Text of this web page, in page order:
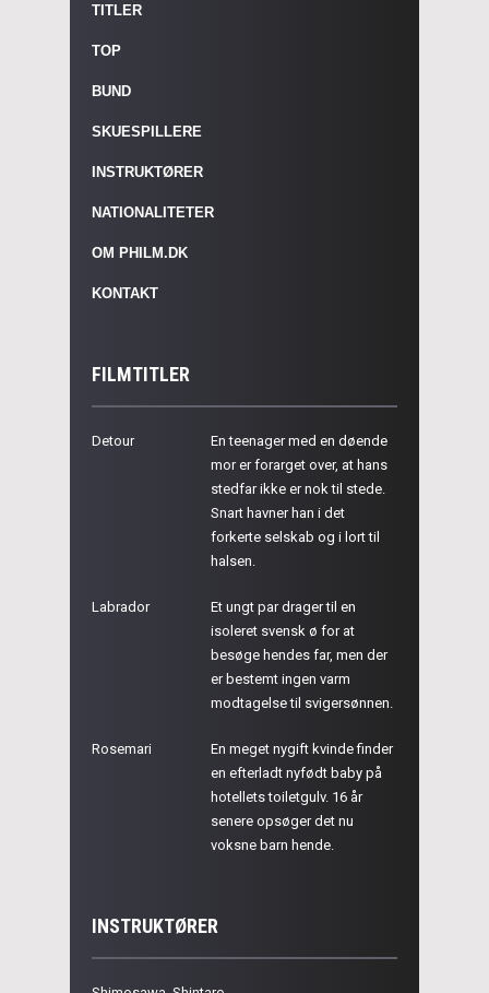
TITLER
TOP
BUND
SKUESPILLERE
INSTRUKTØRER
NATIONALITETER
OM PHILM.DK
KONTAKT
FILMTITLER
Detour
En teenager med en døende
mor er forarget over, at hans
stedfar ikke er nok til stede.
Snart havner han i det
forkerte selskab og i lort til
halsen.
Labrador
Et ungt par drager til en
isoleret svensk ø for at
besøge hendes far, men der
er bestemt ingen varm
modtagelse til svigersønnen.
Rosemari
En meget nygift kvinde finder
en efterladt nyfødt baby på
hotellets toiletgulv. 16 år
senere opsøger det nu
voksne barn hende.
INSTRUKTØRER